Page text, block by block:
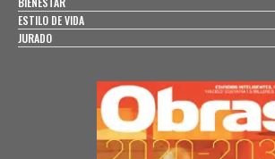
ESTILO DE VIDA
JURADO